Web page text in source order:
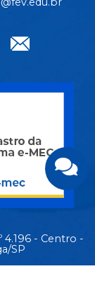
4.196 - Centro -
SP